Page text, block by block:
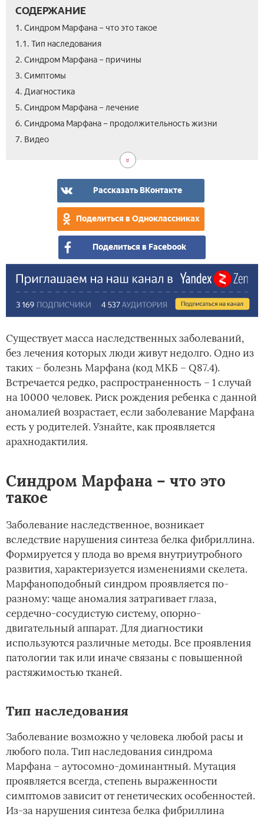
СОДЕРЖАНИЕ
1. Синдром Марфана – что это такое
1.1. Тип наследования
2. Синдром Марфана – причины
3. Симптомы
4. Диагностика
5. Синдром Марфана – лечение
6. Синдрома Марфана – продолжительность жизни
7. Видео
Рассказать ВКонтакте
Поделиться в Одноклассниках
Поделиться в Facebook
Существует масса наследственных заболеваний,
без лечения которых люди живут недолго. Одно из
таких – болезнь Марфана (код МКБ – Q87.4).
Встречается редко, распространенность – 1 случай
на 10000 человек. Риск рождения ребенка с данной
аномалией возрастает, если заболевание Марфана
есть у родителей. Узнайте, как проявляется
арахнодактилия.
Синдром Марфана – что это
такое
Заболевание наследственное, возникает
вследствие нарушения синтеза белка фибриллина.
Формируется у плода во время внутриутробного
развития, характеризуется изменениями скелета.
Марфаноподобный синдром проявляется по-
разному: чаще аномалия затрагивает глаза,
сердечно-сосудистую систему, опорно-
двигательный аппарат. Для диагностики
используются различные методы. Все проявления
патологии так или иначе связаны с повышенной
растяжимостью тканей.
Тип наследования
Заболевание возможно у человека любой расы и
любого пола. Тип наследования синдрома
Марфана – аутосомно-доминантный. Мутация
проявляется всегда, степень выраженности
симптомов зависит от генетических особенностей.
Из-за нарушения синтеза белка фибриллина